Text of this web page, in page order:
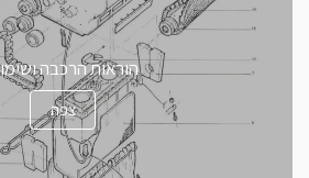
הוראות הרכבה
צפה